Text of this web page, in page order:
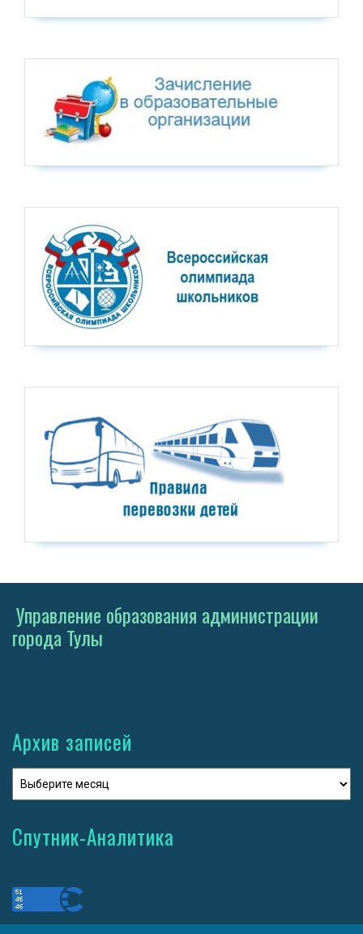
Управление образования администрации
города Тулы
Архив записей
Спутник-Аналитика